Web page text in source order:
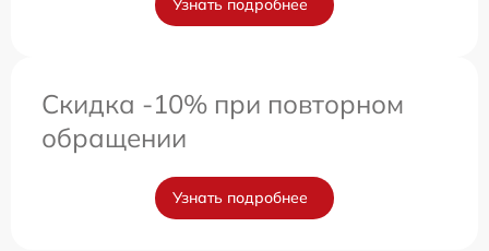
Узнать подробнее
Скидка -10% при повторном
обращении
Узнать подробнее